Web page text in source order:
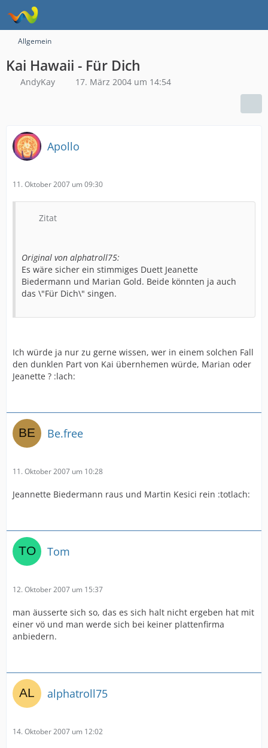
Allgemein
Kai Hawaii - Für Dich
AndyKay 17. März 2004 um 14:54
Apollo
11. Oktober 2007 um 09:30
Zitat
Original von alphatroll75:
Es wäre sicher ein stimmiges Duett Jeanette
Biedermann und Marian Gold. Beide könnten ja auch
das \"Für Dich\" singen.
Ich würde ja nur zu gerne wissen, wer in einem solchen Fall
den dunklen Part von Kai übernhemen würde, Marian oder
Jeanette ? :lach:
Be.free
11. Oktober 2007 um 10:28
Jeannette Biedermann raus und Martin Kesici rein :totlach:
Tom
12. Oktober 2007 um 15:37
man äusserte sich so, das es sich halt nicht ergeben hat mit
einer vö und man werde sich bei keiner plattenfirma
anbiedern.
alphatroll75
14. Oktober 2007 um 12:02